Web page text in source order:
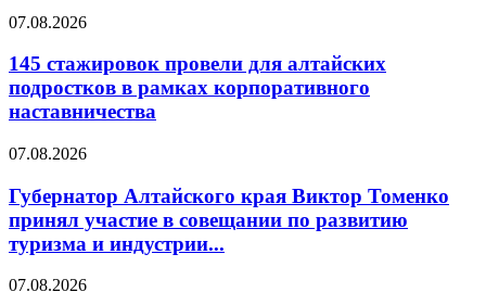
07.08.2026
145 стажировок провели для алтайских
подростков в рамках корпоративного
наставничества
07.08.2026
Губернатор Алтайского края Виктор Томенко
принял участие в совещании по развитию
туризма и индустрии...
07.08.2026